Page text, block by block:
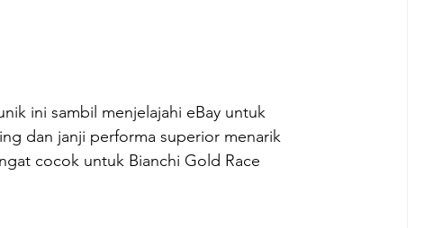
ini sambil menjelajahi eBay untuk
dan janji performa superior menarik
cocok untuk Bianchi Gold Race